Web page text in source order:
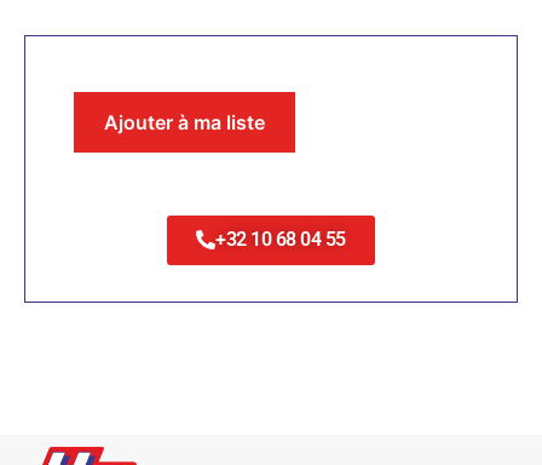
Ajouter à ma liste
+32 10 68 04 55